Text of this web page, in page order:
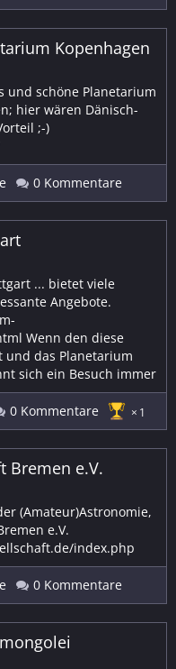
Kopenhagen
und schöne Planetarium
hier wären Dänisch-
;-)
0 Kommentare
... bietet viele
Angebote.
Wenn den diese
und das Planetarium
sich ein Besuch immer
0 Kommentare 1
Bremen e.V.
(Amateur)Astronomie,
e.V.
index.php
0 Kommentare